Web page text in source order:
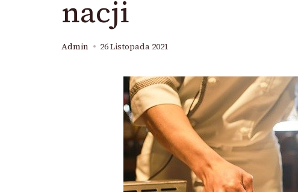
nacji
Admin 26 Listopada 2021